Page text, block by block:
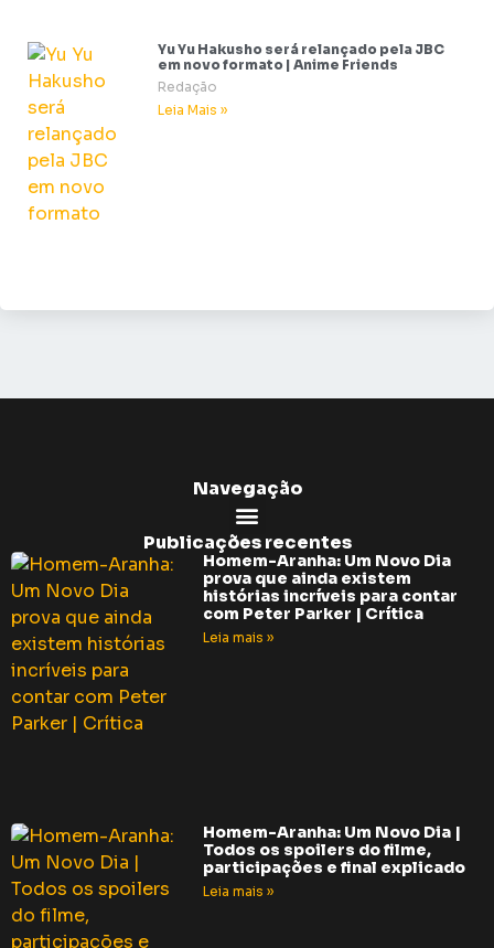
Yu Yu Hakusho será relançado pela JBC
em novo formato | Anime Friends
Redação
Leia Mais »
Navegação
Publicações recentes
Homem-Aranha: Um Novo Dia
prova que ainda existem
histórias incríveis para contar
com Peter Parker | Crítica
Leia mais »
Homem-Aranha: Um Novo Dia |
Todos os spoilers do filme,
participações e final explicado
Leia mais »